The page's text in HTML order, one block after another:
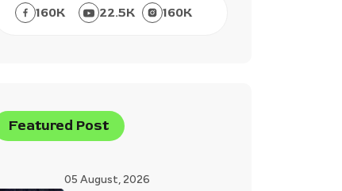
160K 22.5K 160K
Featured Post
05 August, 2026